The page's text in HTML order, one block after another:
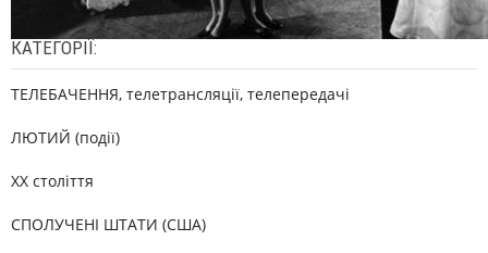
КАТЕГОРІЇ:
ТЕЛЕБАЧЕННЯ, телетрансляції, телепередачі
ЛЮТИЙ (події)
XX століття
СПОЛУЧЕНІ ШТАТИ (США)